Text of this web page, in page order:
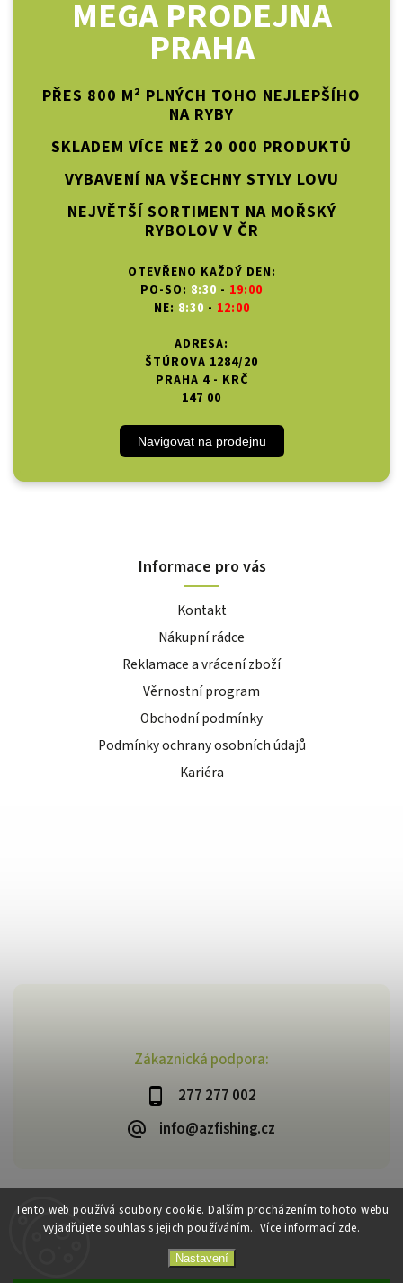
Tento web používá soubory cookie. Dalším procházením tohoto webu
vyjadřujete souhlas s jejich používáním.. Více informací zde.
Nastavení
Zákaznická podpora:
277 277 002
info@azfishing.cz
MEGA PRODEJNA
PRAHA
PŘES 800 M² PLNÝCH TOHO NEJLEPŠÍHO
NA RYBY
SKLADEM VÍCE NEŽ 20 000 PRODUKTŮ
VYBAVENÍ NA VŠECHNY STYLY LOVU
NEJVĚTŠÍ SORTIMENT NA MOŘSKÝ
RYBOLOV V ČR
OTEVŘENO KAŽDÝ DEN:
PO-SO: 8:30 - 19:00
NE: 8:30 - 12:00
ADRESA:
ŠTÚROVA 1284/20
PRAHA 4 - KRČ
147 00
Navigovat na prodejnu
Informace pro vás
Kontakt
Nákupní rádce
Reklamace a vrácení zboží
Věrnostní program
Obchodní podmínky
Podmínky ochrany osobních údajů
Kariéra
Copyright 2026AzFishing.cz. Všechna práva vyhrazena.
VytvořilShoptet| Design